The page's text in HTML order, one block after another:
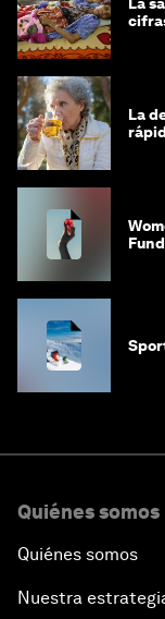
La
La
Quiénes somos
Quiénes somos
Nuestra